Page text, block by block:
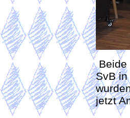
Beide
SvB
jetzt